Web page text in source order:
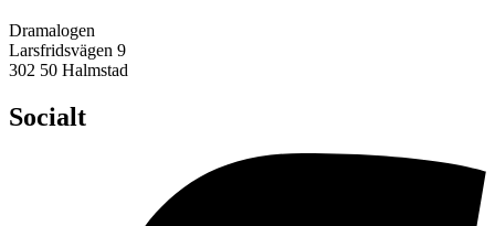
Dramalogen
Larsfridsvägen 9
302 50 Halmstad
Socialt